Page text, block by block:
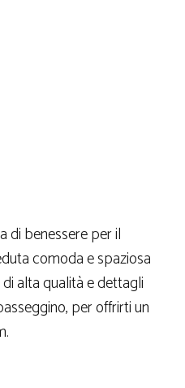
di benessere per il
comoda e spaziosa
alta qualità e dettagli
per offrirti un